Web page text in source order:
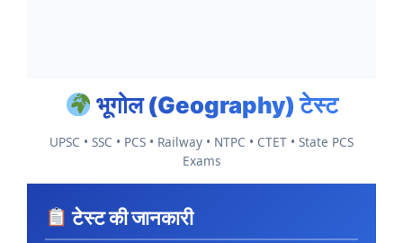
भूगोल (Geography) टेस्ट
UPSC • SSC • PCS • Railway • NTPC • CTET • State PCS
Exams
टेस्ट की जानकारी